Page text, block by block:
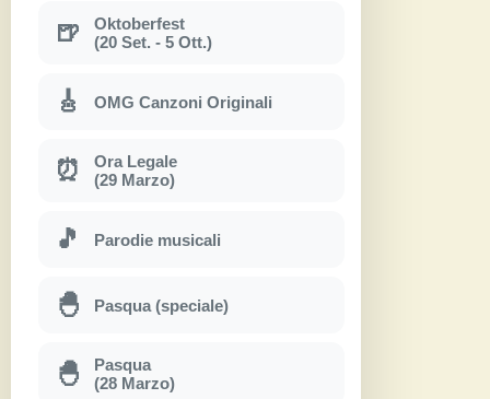
🍺
Oktoberfest
(20 Set. - 5 Ott.)
🎸 OMG Canzoni Originali
⏰
Ora Legale
(29 Marzo)
🎵 Parodie musicali
🐣 Pasqua (speciale)
🐣
Pasqua
(28 Marzo)